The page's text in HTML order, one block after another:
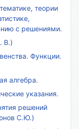
теории
с решениями.
В.)
Функции.
алгебра.
указания.
решений
С.Ю.)